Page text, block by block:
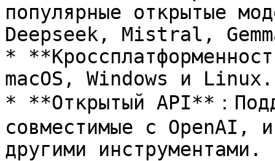
популярные открытые
Deepseek, Mistral,
*
macOS, Windows и Linux.
* **Открытый API**：
совместимые с OpenAI,
другими инструментами.